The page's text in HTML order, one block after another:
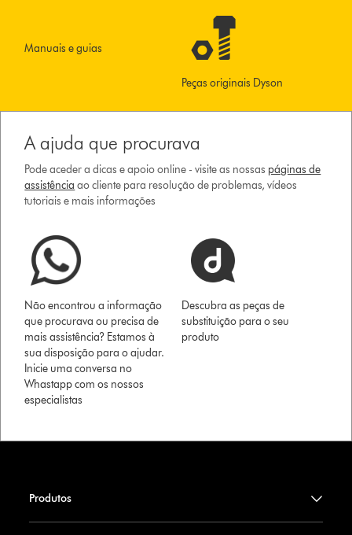
Manuais e guias
Peças originais Dyson
A ajuda que procurava
Pode aceder a dicas e apoio online - visite as nossas páginas de
assistência ao cliente para resolução de problemas, vídeos
tutoriais e mais informações
Não encontrou a informação
que procurava ou precisa de
mais assistência? Estamos à
sua disposição para o ajudar.
Inicie uma conversa no
Whastapp com os nossos
especialistas
Descubra as peças de
substituição para o seu
produto
Produtos